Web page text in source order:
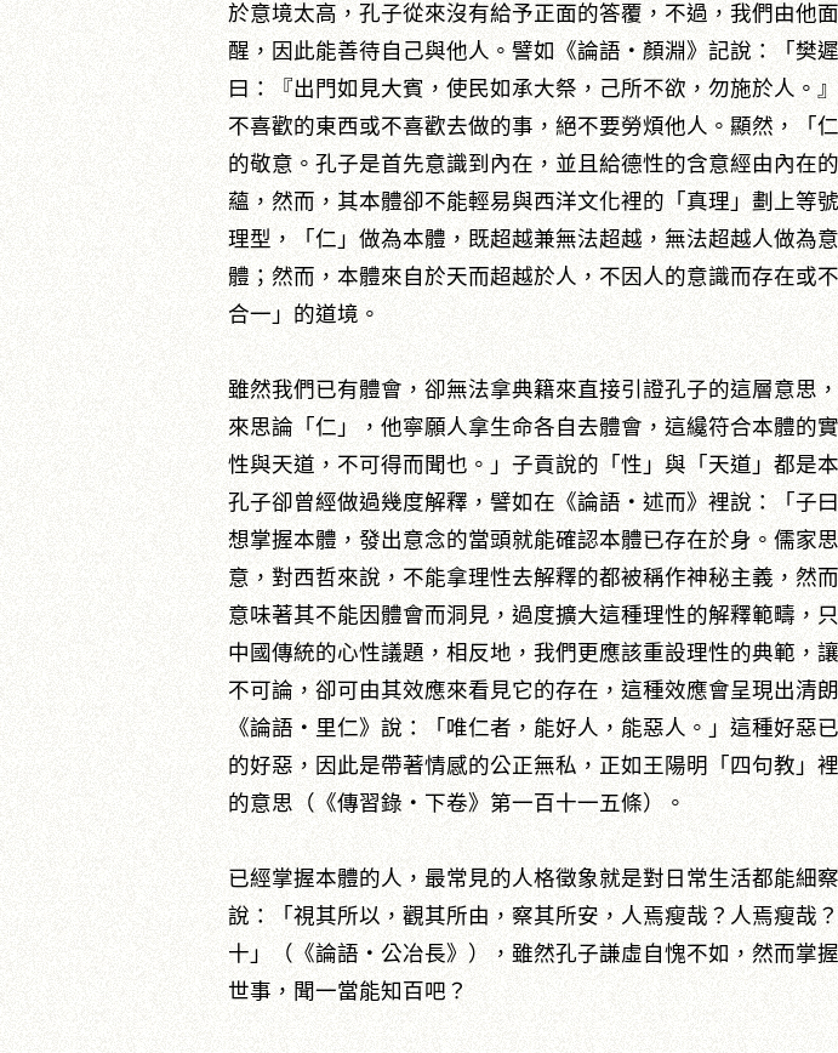
於意境太高，孔子從來沒有給予正面的答覆，不過，我們由他
醒，因此能善待自己與他人。譬如《論語‧顏淵》記說：「樊
曰：『出門如見大賓，使民如承大祭，己所不欲，勿施於人。
不喜歡的東西或不喜歡去做的事，絕不要勞煩他人。顯然，「
的敬意。孔子是首先意識到內在，並且給德性的含意經由內在
蘊，然而，其本體卻不能輕易與西洋文化裡的「真理」劃上等
理型，「仁」做為本體，既超越兼無法超越，無法超越人做為
體；然而，本體來自於天而超越於人，不因人的意識而存在或
合一」的道境。
雖然我們已有體會，卻無法拿典籍來直接引證孔子的這層意思
來思論「仁」，他寧願人拿生命各自去體會，這纔符合本體
性與天道，不可得而聞也。」子貢說的「性」與「天道」都是
孔子卻曾經做過幾度解釋，譬如在《論語‧述而》裡說：「子
想掌握本體，發出意念的當頭就能確認本體已存在於身。儒家
意，對西哲來說，不能拿理性去解釋的都被稱作神秘主義，然
意味著其不能因體會而洞見，過度擴大這種理性的解釋範疇，
中國傳統的心性議題，相反地，我們更應該重設理性的典範，
不可論，卻可由其效應來看見它的存在，這種效應會呈現出清
《論語‧里仁》說：「唯仁者，能好人，能惡人。」這種好惡
的好惡，因此是帶著情感的公正無私，正如王陽明「四句教」
的意思（《傳習錄‧下卷》第一百十一五條）。
已經掌握本體的人，最常見的人格徵象就是對日常生活都能
說：「視其所以，觀其所由，察其所安，人焉瘦哉？人焉瘦哉
十」（《論語‧公冶長》），雖然孔子謙虛自愧不如，然而掌
世事，聞一當能知百吧？